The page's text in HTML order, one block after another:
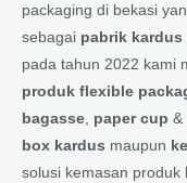
packaging di bekasi
sebagai pabrik
pada tahun 2022 kami
produk flexible
bagasse paper cup &
box kardus maupun
solusi kemasan produk